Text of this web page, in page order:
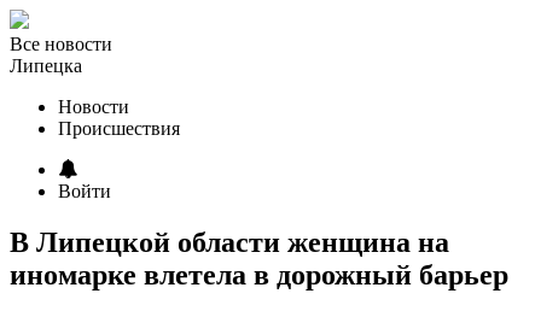
Все новости
Липецка
Новости
Происшествия
Войти
В Липецкой области женщина на
иномарке влетела в дорожный барьер